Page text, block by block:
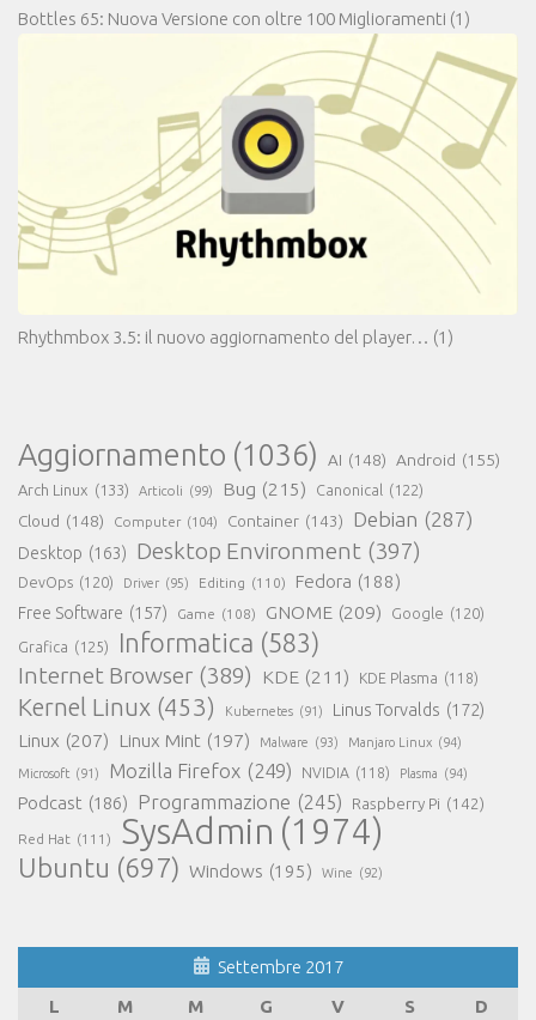
Bottles 65: Nuova Versione con oltre 100 Miglioramenti (1)
Rhythmbox 3.5: il nuovo aggiornamento del player… (1)
Aggiornamento (1036) AI (148) Android (155)
Arch Linux (133) Articoli (99) Bug (215) Canonical (122)
Cloud (148) Computer (104) Container (143) Debian (287)
Desktop (163) Desktop Environment (397)
DevOps (120) Driver (95) Editing (110) Fedora (188)
Free Software (157) Game (108) GNOME (209) Google (120)
Grafica (125) Informatica (583)
Internet Browser (389) KDE (211) KDE Plasma (118)
Kernel Linux (453) Kubernetes (91) Linus Torvalds (172)
Linux (207) Linux Mint (197) Malware (93) Manjaro Linux (94)
Microsoft (91) Mozilla Firefox (249) NVIDIA (118) Plasma (94)
Podcast (186) Programmazione (245) Raspberry Pi (142)
Red Hat (111) SysAdmin (1974)
Ubuntu (697) Windows (195) Wine (92)
Settembre 2017
L
M M G V S
D